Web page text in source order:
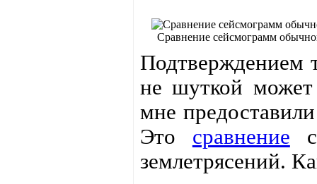
Сравнение сейсмограмм
Подтверждением
не шуткой
мне
Это сравнение
землетрясений.